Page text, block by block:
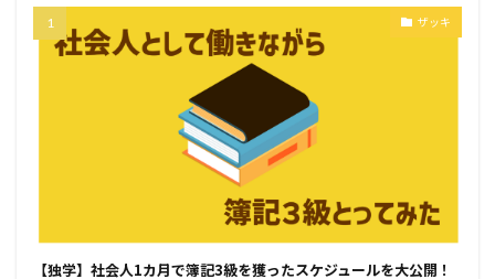
ザッキ
【独学】社会人1カ月で簿記3級を獲ったスケジュールを大公開！